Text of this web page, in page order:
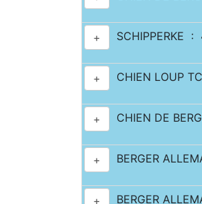
+ SCHIPPERKE :
+ CHIEN LOUP
+ CHIEN DE
+ BERGER
+ BERGER